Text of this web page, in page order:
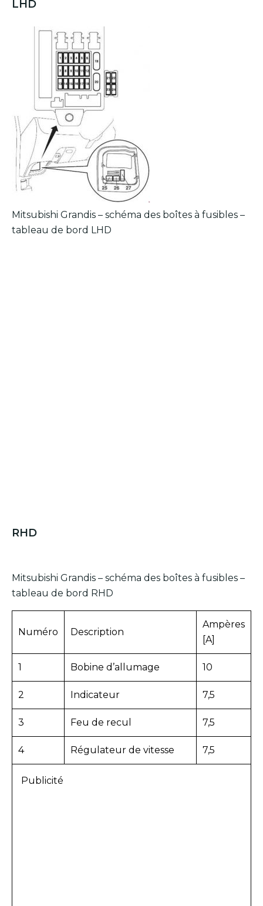
LHD
Mitsubishi Grandis – schéma des boîtes à fusibles –
tableau de bord LHD
RHD
Mitsubishi Grandis – schéma des boîtes à fusibles –
tableau de bord RHD
Numéro Description
Ampères
[A]
1 Bobine d’allumage 10
2 Indicateur 7,5
3 Feu de recul 7,5
4 Régulateur de vitesse 7,5
Publicité